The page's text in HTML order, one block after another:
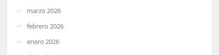
marzo 2026
febrero 2026
enero 2026